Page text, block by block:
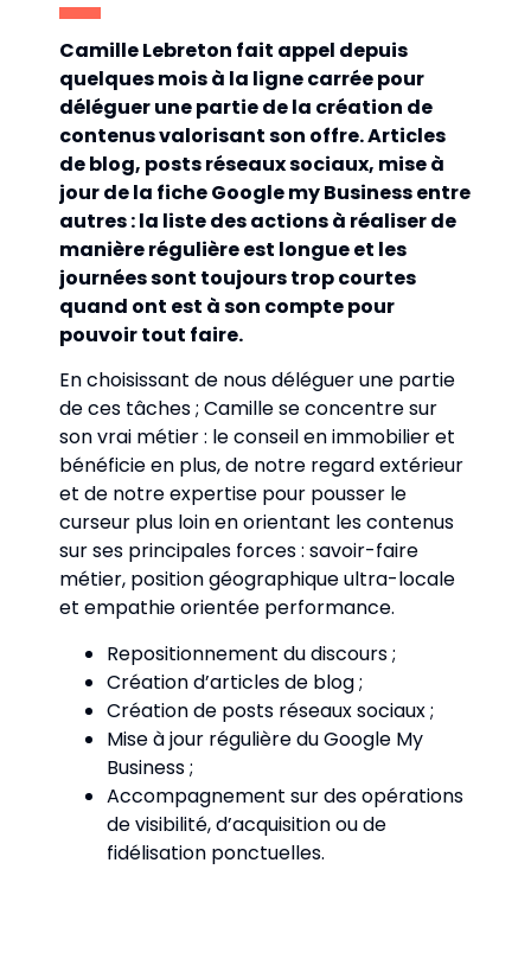
Camille Lebreton fait appel depuis
quelques mois à la ligne carrée pour
déléguer une partie de la création de
contenus valorisant son offre. Articles
de blog, posts réseaux sociaux, mise à
jour de la fiche Google my Business entre
autres : la liste des actions à réaliser de
manière régulière est longue et les
journées sont toujours trop courtes
quand ont est à son compte pour
pouvoir tout faire.
En choisissant de nous déléguer une partie
de ces tâches ; Camille se concentre sur
son vrai métier : le conseil en immobilier et
bénéficie en plus, de notre regard extérieur
et de notre expertise pour pousser le
curseur plus loin en orientant les contenus
sur ses principales forces : savoir-faire
métier, position géographique ultra-locale
et empathie orientée performance.
Repositionnement du discours ;
Création d’articles de blog ;
Création de posts réseaux sociaux ;
Mise à jour régulière du Google My
Business ;
Accompagnement sur des opérations
de visibilité, d’acquisition ou de
fidélisation ponctuelles.